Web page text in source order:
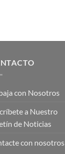
con Nosotros
a Nuestro
de Noticias
con nosotros